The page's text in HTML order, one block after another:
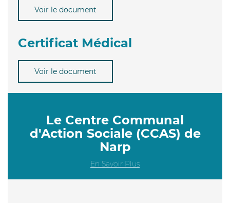
Voir le document
Certificat Médical
Voir le document
Le Centre Communal
d'Action Sociale (CCAS) de
Narp
En Savoir Plus